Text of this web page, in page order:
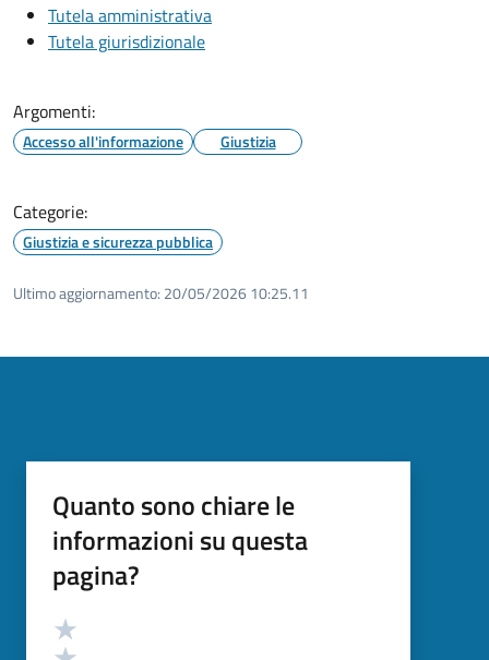
Tutela amministrativa
Tutela giurisdizionale
Argomenti:
Accesso all'informazione Giustizia
Categorie:
Giustizia e sicurezza pubblica
Ultimo aggiornamento: 20/05/2026 10:25.11
Quanto sono chiare le
informazioni su questa
pagina?
Valutazione